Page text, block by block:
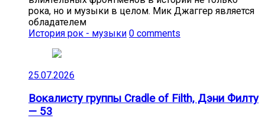
рока, но и музыки в целом. Мик Джаггер является
обладателем
История рок - музыки 0 comments
25.07.2026
Вокалисту группы Cradle of Filth, Дэни Филту
— 53